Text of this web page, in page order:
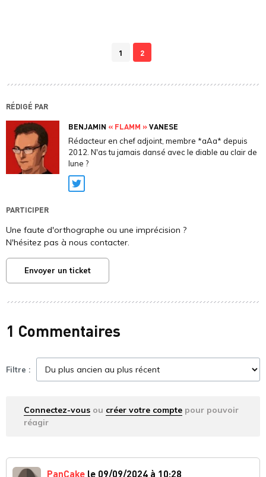
1 2
RÉDIGÉ PAR
BENJAMIN « FLAMM »VANESE
Rédacteur en chef adjoint, membre *aAa* depuis
2012. N'as tu jamais dansé avec le diable au clair de
lune ?
Twitter
PARTICIPER
Une faute d'orthographe ou une imprécision ?
N'hésitez pas à nous contacter.
Envoyer un ticket
1 Commentaires
Filtre :
Connectez-vous ou créer votre compte pour pouvoir
réagir
PanCake le 09/09/2024 à 10:28